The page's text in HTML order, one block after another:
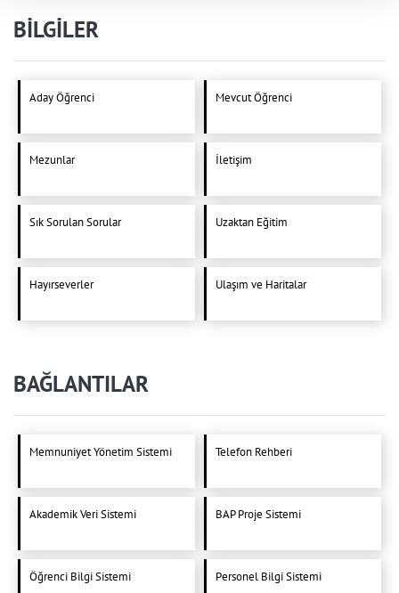
BİLGİLER
Aday Öğrenci Mevcut Öğrenci
Mezunlar İletişim
Sık Sorulan Sorular Uzaktan Eğitim
Hayırseverler Ulaşım ve Haritalar
BAĞLANTILAR
Memnuniyet Yönetim Sistemi Telefon Rehberi
Akademik Veri Sistemi BAP Proje Sistemi
Öğrenci Bilgi Sistemi Personel Bilgi Sistemi